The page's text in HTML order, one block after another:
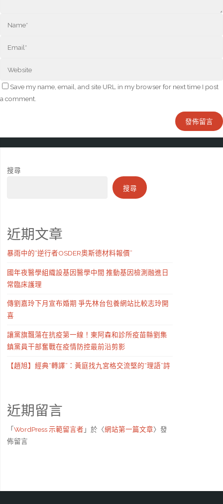
Save my name, email, and site URL in my browser for next time I post
a comment.
搜尋
搜尋
近期文章
暴雨中的“逆行者OSDER奧斯德材料報價”
國年夜醫學組織設基因醫學中間 推動基因檢測融進日
常臨床護理
傳劉嘉玲下月宣布婚期 爭先林台包養網站比較志玲開
喜
讓黨旗飄蕩在抗疫第一線！東阿森和診所疫苗縣劉集
鎮黨員干部奮戰在疫情防控最前沿剪影
【趙旭】經典“轉譯”：黃庭找九宮格交流堅的“理語”詩
近期留言
「WordPress 示範留言者 」於〈網站第一篇文章〉發
佈留言